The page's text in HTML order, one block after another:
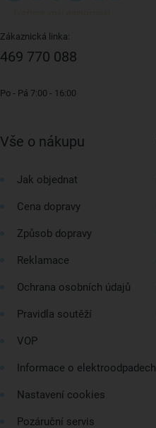
Zákaznická linka:
469 770 088
Po - Pá 7:00 - 16:00
Vše o nákupu
Jak objednat
Cena dopravy
Způsob dopravy
Reklamace
Ochrana osobních údajů
Pravidla soutěží
VOP
Informace o elektroodpadech
Nastavení cookies
Pozáruční servis